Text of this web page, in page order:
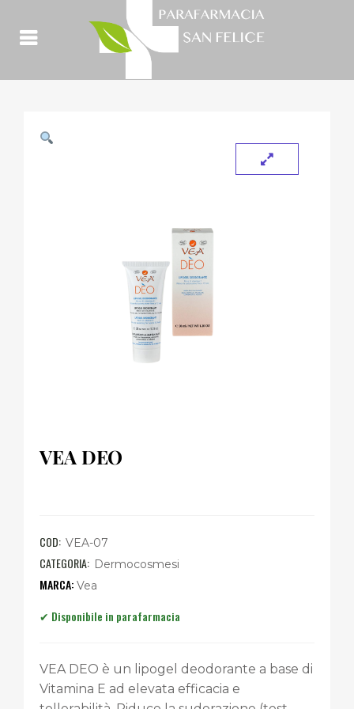
VEA DEO
COD: VEA-07
CATEGORIA: Dermocosmesi
Vea
VEA DEO è un lipogel deodorante a base di
Vitamina E ad elevata efficacia e